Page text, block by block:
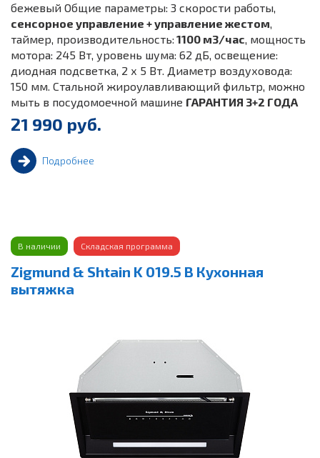
бежевый Общие параметры: 3 скорости работы,
сенсорное управление + управление жестом,
таймер, производительность: 1100 м3/час, мощность
мотора: 245 Вт, уровень шума: 62 дБ, освещение:
диодная подсветка, 2 х 5 Вт. Диаметр воздуховода:
150 мм. Стальной жироулавливающий фильтр, можно
мыть в посудомоечной машине ГАРАНТИЯ 3+2 ГОДА
21 990 руб.
Подробнее
В наличии Складская программа
Zigmund & Shtain K 019.5 B Кухонная
вытяжка